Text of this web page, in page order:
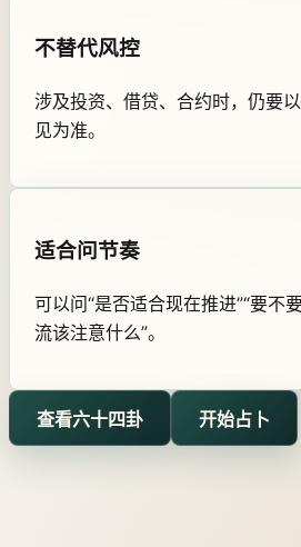
不替代风控
涉及投资、借贷、合约时，仍要
见为准。
适合问节奏
可以问“是否适合现在推进”“要不
流该注意什么”。
查看六十四卦 开始占卜